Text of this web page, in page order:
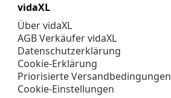
vidaXL
Über vidaXL
AGB Verkäufer vidaXL
Datenschutzerklärung
Cookie-Erklärung
Priorisierte Versandbedingungen
Cookie-Einstellungen